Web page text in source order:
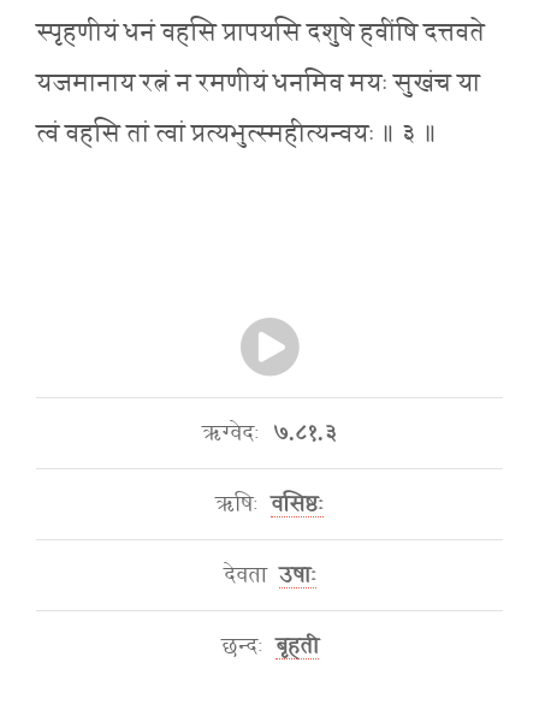
स्पृहणीयं धनं वहसि प्रापयसि दशुषे हवींषि दत्तवते
यजमानाय रत्नं न रमणीयं धनमिव मयः सुखंच या
त्वं वहसि तां त्वां प्रत्यभुत्स्महीत्यन्वयः ॥ ३ ॥
ऋग्वेदः ७.८१.३
ऋषिः वसिष्ठः
देवता उषाः
छन्दः बृहती